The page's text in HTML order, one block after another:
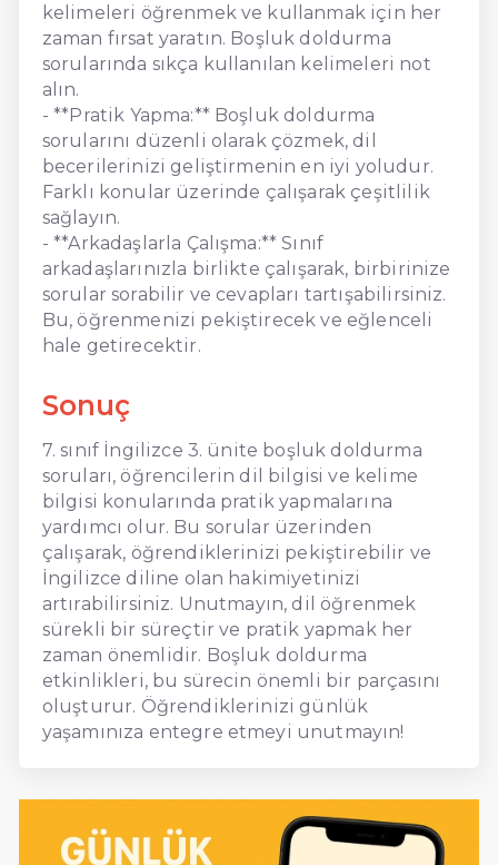
kelimeleri öğrenmek ve kullanmak için her
zaman fırsat yaratın. Boşluk doldurma
sorularında sıkça kullanılan kelimeleri not
alın.
- **Pratik Yapma:** Boşluk doldurma
sorularını düzenli olarak çözmek, dil
becerilerinizi geliştirmenin en iyi yoludur.
Farklı konular üzerinde çalışarak çeşitlilik
sağlayın.
- **Arkadaşlarla Çalışma:** Sınıf
arkadaşlarınızla birlikte çalışarak, birbirinize
sorular sorabilir ve cevapları tartışabilirsiniz.
Bu, öğrenmenizi pekiştirecek ve eğlenceli
hale getirecektir.
Sonuç
7. sınıf İngilizce 3. ünite boşluk doldurma
soruları, öğrencilerin dil bilgisi ve kelime
bilgisi konularında pratik yapmalarına
yardımcı olur. Bu sorular üzerinden
çalışarak, öğrendiklerinizi pekiştirebilir ve
İngilizce diline olan hakimiyetinizi
artırabilirsiniz. Unutmayın, dil öğrenmek
sürekli bir süreçtir ve pratik yapmak her
zaman önemlidir. Boşluk doldurma
etkinlikleri, bu sürecin önemli bir parçasını
oluşturur. Öğrendiklerinizi günlük
yaşamınıza entegre etmeyi unutmayın!